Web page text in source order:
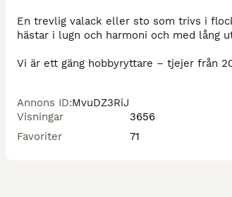
En trevlig valack eller sto som trivs i
hästar i lugn och harmoni och med lång
Vi är ett gäng hobbyryttare – tjejer från
Anläggningen:
10 boxplatser för stor häst, med eget
Stora hagar med naturbete – flocken
Annons ID:MvuDZ3RiJ
Visningar
3656
Favoriter
71